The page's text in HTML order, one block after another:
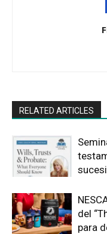
RELATED ARTICLES
del
para